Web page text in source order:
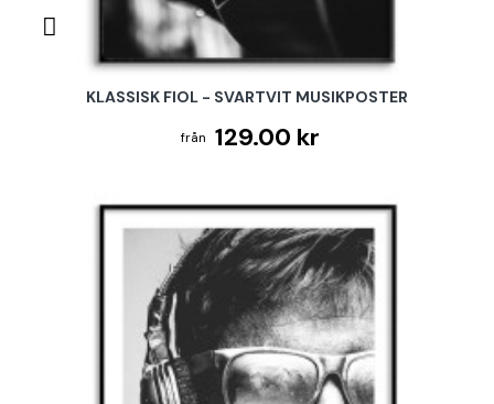
KLASSISK FIOL - SVARTVIT MUSIKPOSTER
129.00 kr